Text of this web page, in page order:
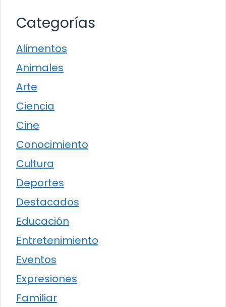
Categorías
Alimentos
Animales
Arte
Ciencia
Cine
Conocimiento
Cultura
Deportes
Destacados
Educación
Entretenimiento
Eventos
Expresiones
Familiar